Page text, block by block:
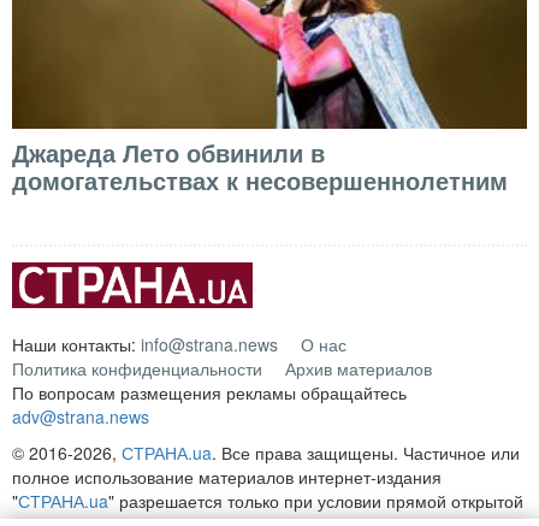
Джареда Лето обвинили в
домогательствах к несовершеннолетним
Наши контакты: info@strana.news
О нас
Политика конфиденциальности
Архив материалов
По вопросам размещения рекламы обращайтесь
adv@strana.news
© 2016-2026, СТРАНА.ua. Все права защищены. Частичное или
полное использование материалов интернет-издания
"СТРАНА.ua" разрешается только при условии прямой открытой